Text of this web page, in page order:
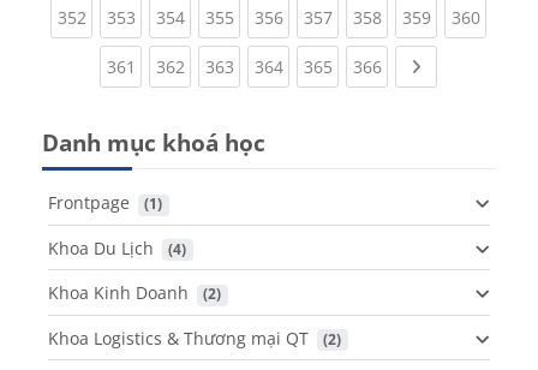
352(current)
353(current)
354(current)
355(current)
356(current)
357(current)
358(current)
359(current)
360
361 (current)
362(current)
363(current)
364(current)
365(current)
366(current)
Danh mục khoá học
Frontpage (1)
Khoa Du Lịch (4)
Khoa Kinh Doanh (2)
Khoa Logistics & Thương mại QT (2)